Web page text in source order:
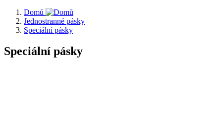
Domů
Jednostranné pásky
Speciální pásky
Speciální pásky